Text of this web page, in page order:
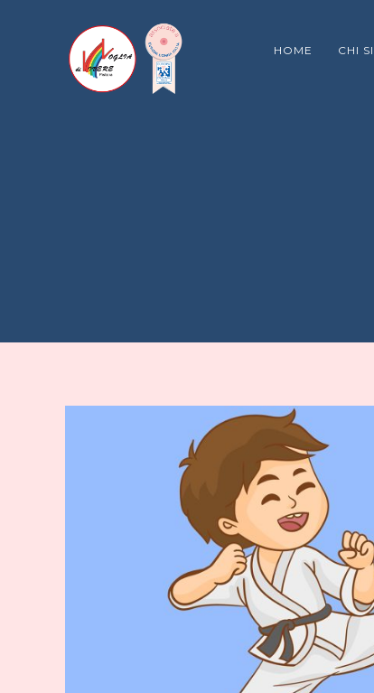
HOME CHI